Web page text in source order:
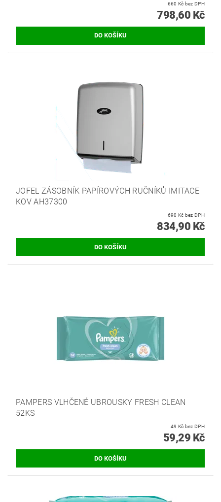
660 Kč bez DPH
798,60 Kč
JOFEL ZÁSOBNÍK PAPÍROVÝCH RUČNÍKŮ IMITACE
KOV AH37300
690 Kč bez DPH
834,90 Kč
PAMPERS VLHČENÉ UBROUSKY FRESH CLEAN
52KS
49 Kč bez DPH
59,29 Kč